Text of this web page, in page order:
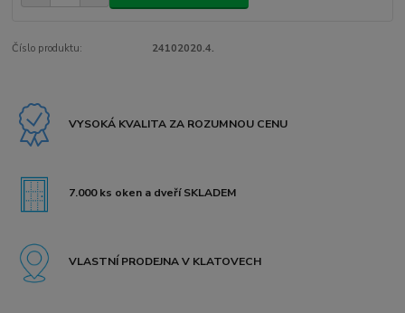
Číslo produktu: 24102020.4.
VYSOKÁ KVALITA ZA ROZUMNOU CENU
7.000 ks oken a dveří SKLADEM
VLASTNÍ PRODEJNA V KLATOVECH